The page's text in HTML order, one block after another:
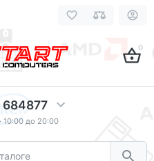
0
684877
10:00 до 20:00